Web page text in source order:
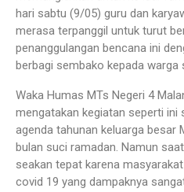
hari sabtu (9/05) guru dan
merasa terpanggil untuk turut
penanggulangan bencana ini
berbagi sembako kepada warga
Waka Humas MTs Negeri 4
mengatakan kegiatan seperti ini
agenda tahunan keluarga besar
bulan suci ramadan. Namun
seakan tepat karena
covid 19 yang dampaknya